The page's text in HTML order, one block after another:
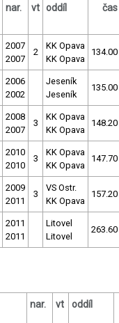
nar. vt oddíl čas
2007
2007
2
KK Opava
KK Opava
134.00
2006
2002
Jeseník
Jeseník
135.00
2008
2007
3
KK Opava
KK Opava
148.20
2010
2010
3
KK Opava
KK Opava
147.70
2009
2011
3
VS Ostr.
KK Opava
157.20
2011
2011
Litovel
Litovel
263.60
nar. vt oddíl